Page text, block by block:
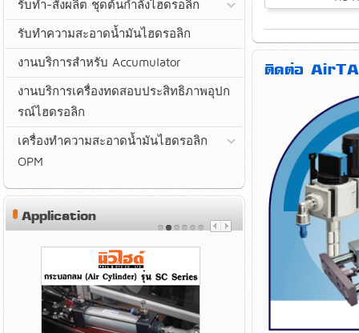
ติดต่อ
รับทำ-สั่งผลิต ชุดต้นกำลังไฮดรอลิก
รับทำความสะอาดน้ำมันไฮดรอลิก
งานบริการสำหรับ Accumulator
งานบริการเครื่องทดสอบประสิทธิภาพอุปก
รณ์ไฮดรอลิก
เครื่องทำความสะอาดน้ำมันไฮดรอลิก
OPM
Application